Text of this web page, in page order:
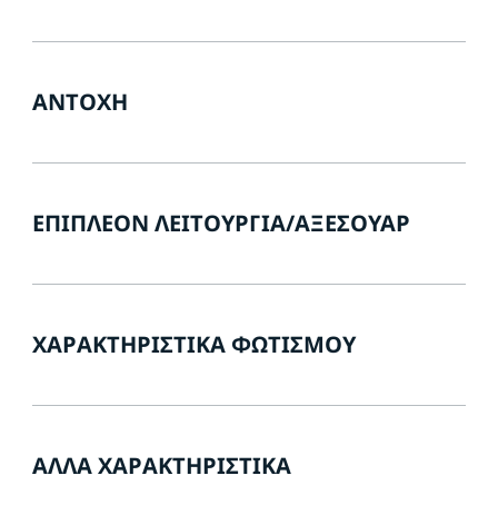
ΑΝΤΟΧΉ
ΕΠΙΠΛΈΟΝ ΛΕΙΤΟΥΡΓΊΑ/ΑΞΕΣΟΥΆΡ
ΧΑΡΑΚΤΗΡΙΣΤΙΚΆ ΦΩΤΙΣΜΟΎ
ΆΛΛΑ ΧΑΡΑΚΤΗΡΙΣΤΙΚΆ